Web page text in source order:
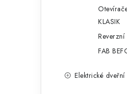
KLASIK
Reverzní
FAB
Elektrické dveřní